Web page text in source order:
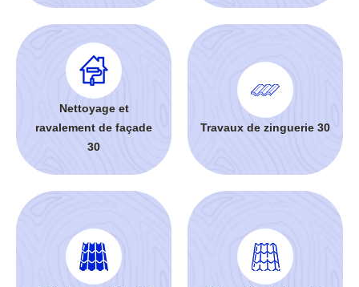
Nettoyage et
ravalement de façade
30
Travaux de zinguerie 30